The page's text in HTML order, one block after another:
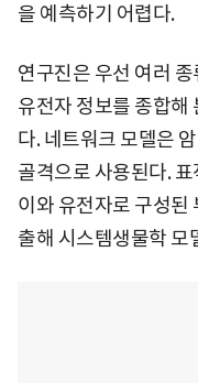
을 예측하기 어렵다.
연구진은 우선 여러
유전자 정보를 종합해
다. 네트워크 모델은
골격으로 사용된다.
이와 유전자로 구성
출해 시스템생물학 모